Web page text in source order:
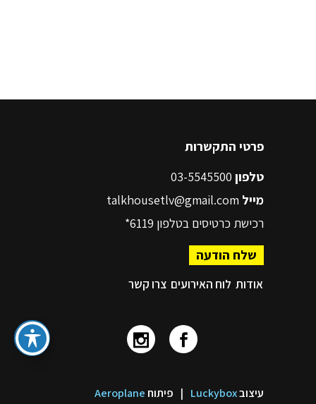
פרטי התקשרות
טלפון
מייל talkhousetlv@gmail.com
רכישת כרטיסים בטלפון 6119*
שלח הודעה
אודות לוח האירועים צרו קשר
עיצובLuckybox
| פיתוח Aeroplane